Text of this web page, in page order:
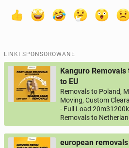
LINKI SPONSOROWANE
Kanguro Removals
to EU
Removals to Poland,
Moving, Custom
- Full Load
Removals to
european